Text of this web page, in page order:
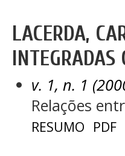
LACERDA,
v. 1, n. 1
Relações
RESUMO PDF